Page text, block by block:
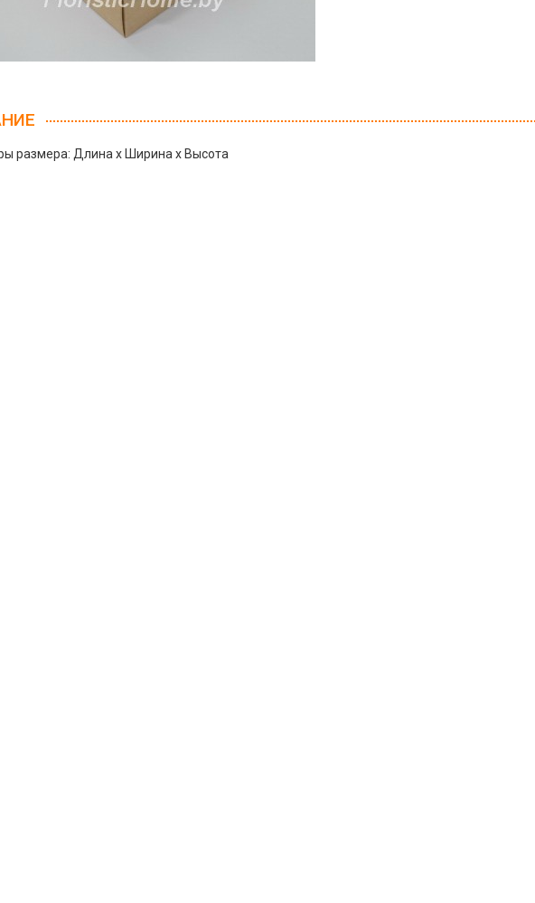
размера: Длина х Ширина х Высота